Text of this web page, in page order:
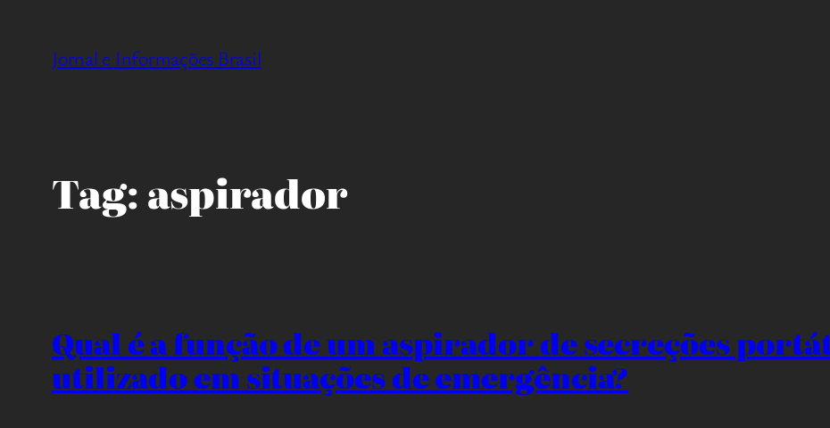
Jornal e Informações Brasil
Tag:aspirador
Qual é a função de um aspirador de secreções
utilizado em situações de emergência?